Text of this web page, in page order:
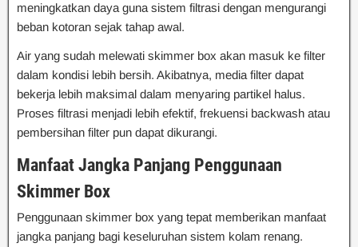
meningkatkan daya guna sistem filtrasi dengan mengurangi
beban kotoran sejak tahap awal.
Air yang sudah melewati skimmer box akan masuk ke filter
dalam kondisi lebih bersih. Akibatnya, media filter dapat
bekerja lebih maksimal dalam menyaring partikel halus.
Proses filtrasi menjadi lebih efektif, frekuensi backwash atau
pembersihan filter pun dapat dikurangi.
Manfaat Jangka Panjang Penggunaan
Skimmer Box
Penggunaan skimmer box yang tepat memberikan manfaat
jangka panjang bagi keseluruhan sistem kolam renang.